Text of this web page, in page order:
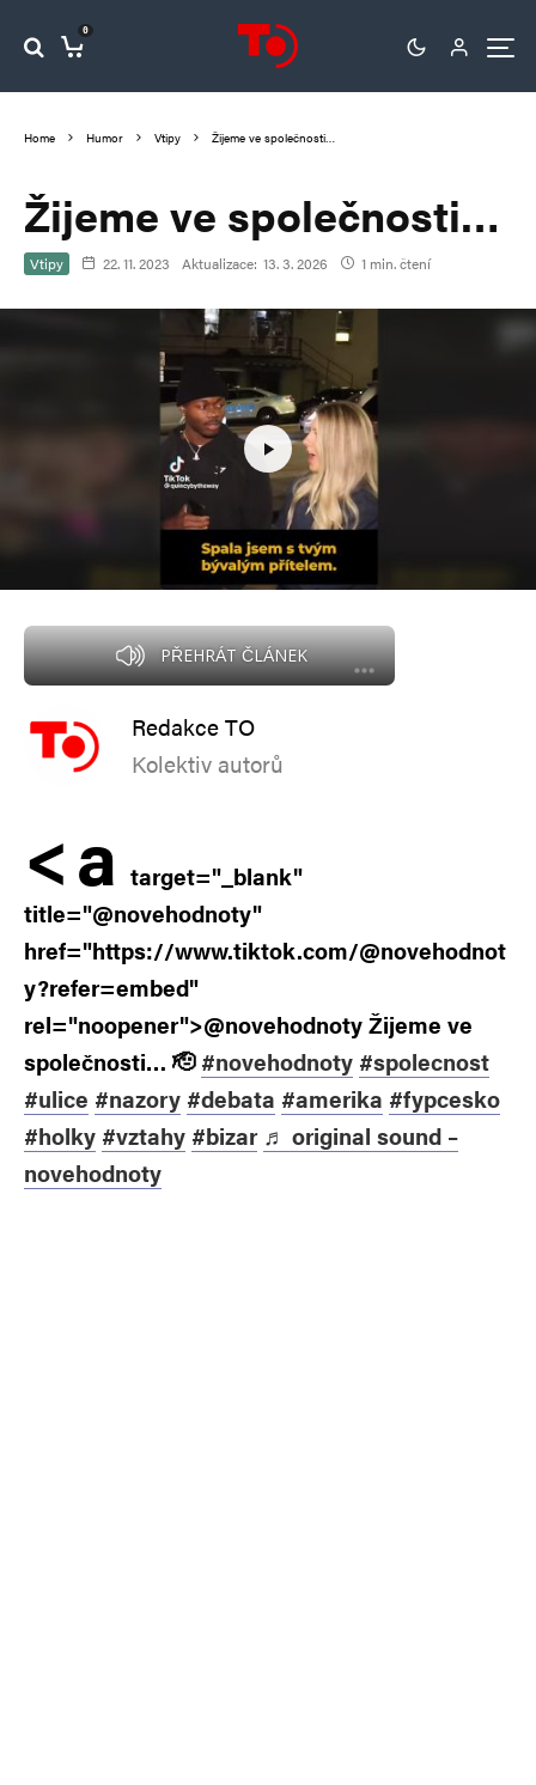
0
Home Humor Vtipy Žijeme ve společnosti…
Žijeme ve společnosti…
Vtipy 22. 11. 2023 Aktualizace: 13. 3. 2026 1 min. čtení
PŘEHRÁT ČLÁNEK
Redakce TO
Kolektiv autorů
<a target="_blank"
title="@novehodnoty"
href="https://www.tiktok.com/@novehodnot
y?refer=embed"
rel="noopener">@novehodnoty Žijeme ve
společnosti… 🫡#novehodnoty #spolecnost
#ulice #nazory #debata #amerika #fypcesko
#holky #vztahy #bizar ♬ original sound –
novehodnoty